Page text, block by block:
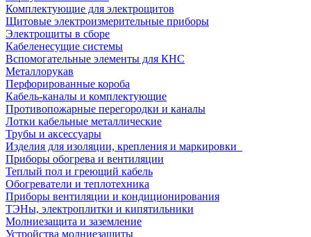
Комплектующие для электрощитов
Щитовые электроизмерительные приборы
Электрощиты в сборе
Кабеленесущие системы
Вспомогательные элементы для КНС
Металлорукав
Перфорированные короба
Кабель-каналы и комплектующие
Противопожарные перегородки и каналы
Лотки кабельные металлические
Трубы и аксессуары
Изделия для изоляции, крепления и маркировки
Приборы обогрева и вентиляции
Теплый пол и греющий кабель
Обогреватели и теплотехника
Приборы вентиляции и кондиционирования
ТЭНы, электроплитки и кипятильники
Молниезащита и заземление
Устройства молниезащиты